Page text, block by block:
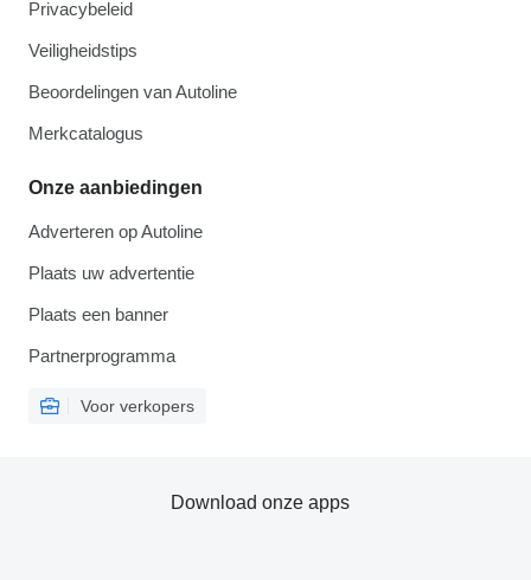
Privacybeleid
Veiligheidstips
Beoordelingen van Autoline
Merkcatalogus
Onze aanbiedingen
Adverteren op Autoline
Plaats uw advertentie
Plaats een banner
Partnerprogramma
Voor verkopers
Download onze apps